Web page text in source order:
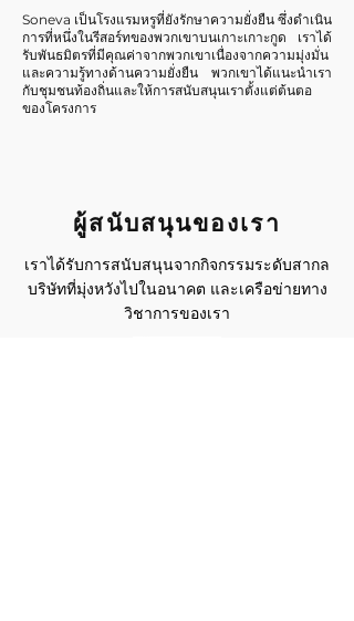
Soneva เป็นโรงแรมหรูที่ยังรักษาความยั่งยืน ซึ่งดำเนิน
การที่หนึ่งในรีสอร์ทของพวกเขาบนเกาะเกาะกูด เราได้
รับพันธมิตรที่มีคุณค่าจากพวกเขาเนื่องจากความมุ่งมั่น
และความรู้ทางด้านความยั่งยืน พวกเขาได้แนะนำเรา
กับชุมชนท้องถิ่นและให้การสนับสนุนเราตั้งแต่ต้นตอ
ของโครงการ
ผู้สนับสนุนของเรา
เราได้รับการสนับสนุนจากกิจกรรมระดับสากล
บริษัทที่มุ่งหวังไปในอนาคต และเครือข่ายทาง
วิชาการของเรา